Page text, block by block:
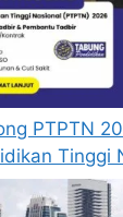
PTPTN
Tinggi